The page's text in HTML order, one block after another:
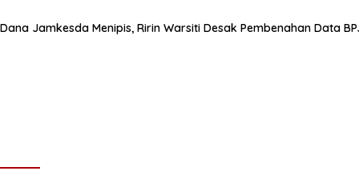
Dana Jamkesda Menipis, Ririn Warsiti Desak Pembenahan Data